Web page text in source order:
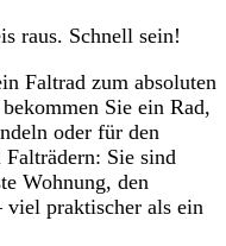
raus. Schnell sein!
Faltrad zum absoluten
Sie ein Rad,
oder für den
Sie sind
Wohnung, den
praktischer als ein